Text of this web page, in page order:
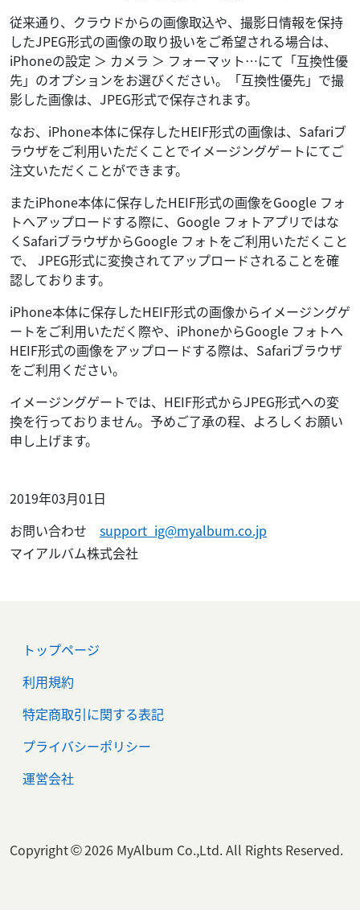
従来通り、クラウドからの画像取込や、撮影日情報を保持
したJPEG形式の画像の取り扱いをご希望される場合は、
iPhoneの設定 ＞ カメラ ＞ フォーマット…にて「互換性優
先」のオプションをお選びください。「互換性優先」で撮
影した画像は、JPEG形式で保存されます。
なお、iPhone本体に保存したHEIF形式の画像は、Safariブ
ラウザをご利用いただくことでイメージングゲートにてご
注文いただくことができます。
またiPhone本体に保存したHEIF形式の画像をGoogle フォ
トへアップロードする際に、Google フォトアプリではな
くSafariブラウザからGoogle フォトをご利用いただくこと
で、 JPEG形式に変換されてアップロードされることを確
認しております。
iPhone本体に保存したHEIF形式の画像からイメージングゲ
ートをご利用いただく際や、iPhoneからGoogle フォトへ
HEIF形式の画像をアップロードする際は、Safariブラウザ
をご利用ください。
イメージングゲートでは、HEIF形式からJPEG形式への変
換を行っておりません。予めご了承の程、よろしくお願い
申し上げます。
2019年03月01日
お問い合わせ support_ig@myalbum.co.jp
マイアルバム株式会社
トップページ
利用規約
特定商取引に関する表記
プライバシーポリシー
運営会社
Copyright©2026 MyAlbum Co.,Ltd. All Rights Reserved.